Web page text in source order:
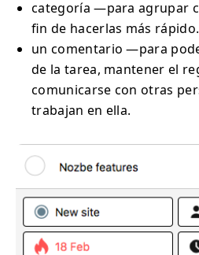
categoría —para agrupar
fin de hacerlas más rápido.
un comentario —para
de la tarea, mantener el
comunicarse con otras
trabajan en ella.